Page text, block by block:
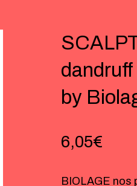
dandruff
by
6,05€
BIOLAGE nos